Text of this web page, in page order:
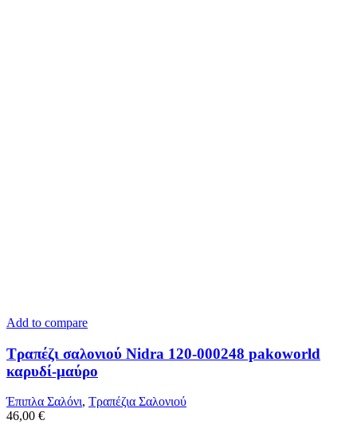
Add to compare
Τραπέζι σαλονιού Nidra 120-000248 pakoworld
καρυδί-μαύρο
Έπιπλα Σαλόνι, Τραπέζια Σαλονιού
46,00 €